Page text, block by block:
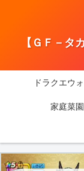
【ＧＦ－タ
ドラクエウ
家庭菜園